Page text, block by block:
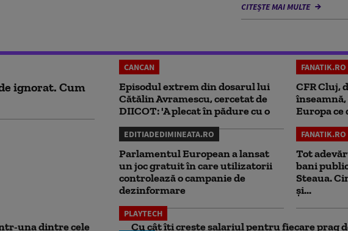
CITEȘTE MAI MULTE
ignorat. Cum
CANCAN
Episodul extrem din dosarul lui
Cătălin Avramescu, cercetat de
DIICOT: 'A plecat în pădure cu o
FANATIK.RO
CFR Cluj,
Europa
EDITIADEDIMINEATA.RO
Parlamentul European a lansat
un joc gratuit în care utilizatorii
controlează o campanie de
dezinformare
FANATIK.RO
Tot
bani
Steaua.
și...
una dintre cele
PLAYTECH
Cu cât îți crește salariul pentru fiecare prag